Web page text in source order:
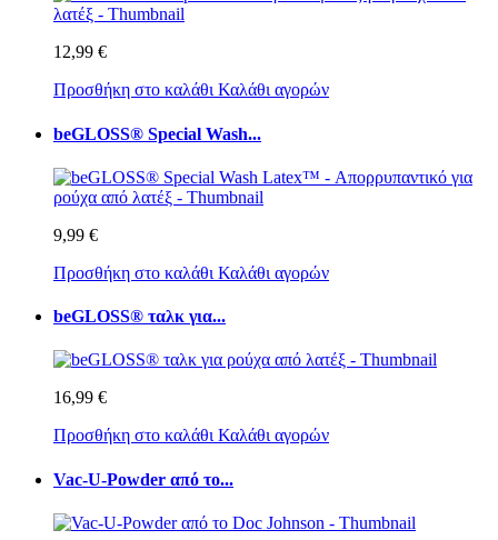
12,99 €
Προσθήκη στο καλάθι Καλάθι αγορών
beGLOSS® Special Wash...
9,99 €
Προσθήκη στο καλάθι Καλάθι αγορών
beGLOSS® ταλκ για...
16,99 €
Προσθήκη στο καλάθι Καλάθι αγορών
Vac-U-Powder από το...